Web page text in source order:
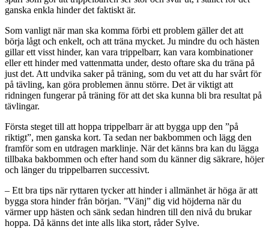
ganska enkla hinder det faktiskt är.
Som vanligt när man ska komma förbi ett problem gäller det att
börja lågt och enkelt, och att träna mycket. Ju mindre du och hästen
gillar ett visst hinder, kan vara trippelbarr, kan vara kombinationer
eller ett hinder med vattenmatta under, desto oftare ska du träna på
just det. Att undvika saker på träning, som du vet att du har svårt för
på tävling, kan göra problemen ännu större. Det är viktigt att
ridningen fungerar på träning för att det ska kunna bli bra resultat på
tävlingar.
Första steget till att hoppa trippelbarr är att bygga upp den ”på
riktigt”, men ganska kort. Ta sedan ner bakbommen och lägg den
framför som en utdragen marklinje. När det känns bra kan du lägga
tillbaka bakbommen och efter hand som du känner dig säkrare, höjer
och länger du trippelbarren successivt.
– Ett bra tips när ryttaren tycker att hinder i allmänhet är höga är att
bygga stora hinder från början. ”Vänj” dig vid höjderna när du
värmer upp hästen och sänk sedan hindren till den nivå du brukar
hoppa. Då känns det inte alls lika stort, råder Sylve.